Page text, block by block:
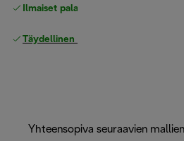
Ilmaiset palautukset
Täydellinen valmistajan takuu
Yhteensopiva seuraavien